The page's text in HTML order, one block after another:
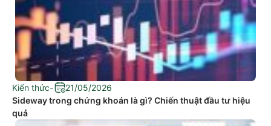
Kiến thức-
21/05/2026
Sideway trong chứng khoán là gì? Chiến thuật đầu tư hiệu
quả